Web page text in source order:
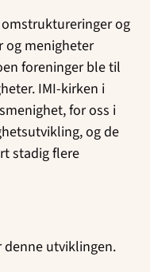
og
og menigheter
foreninger ble til
IMI-kirken i
for oss i
og de
stadig flere
denne utviklingen.